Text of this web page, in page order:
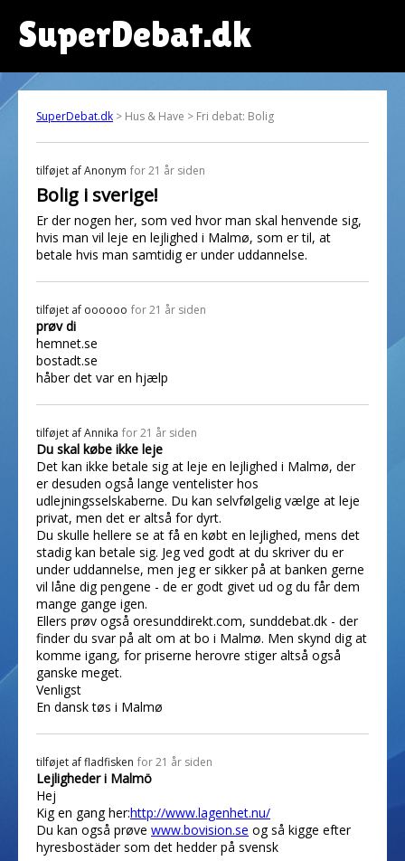
SuperDebat.dk
SuperDebat.dk > Hus & Have > Fri debat: Bolig
tilføjet afAnonym for 21 år siden
Bolig i sverige!
Er der nogen her, som ved hvor man skal henvende sig,
hvis man vil leje en lejlighed i Malmø, som er til, at
betale hvis man samtidig er under uddannelse.
tilføjet af oooooo for 21 år siden
prøv di
hemnet.se
bostadt.se
håber det var en hjælp
tilføjet afAnnika for 21 år siden
Du skal købe ikke leje
Det kan ikke betale sig at leje en lejlighed i Malmø, der
er desuden også lange ventelister hos
udlejningsselskaberne. Du kan selvfølgelig vælge at leje
privat, men det er altså for dyrt.
Du skulle hellere se at få en købt en lejlighed, mens det
stadig kan betale sig. Jeg ved godt at du skriver du er
under uddannelse, men jeg er sikker på at banken gerne
vil låne dig pengene - de er godt givet ud og du får dem
mange gange igen.
Ellers prøv også oresunddirekt.com, sunddebat.dk - der
finder du svar på alt om at bo i Malmø. Men skynd dig at
komme igang, for priserne herovre stiger altså også
ganske meget.
Venligst
En dansk tøs i Malmø
tilføjet affladfisken for 21 år siden
Lejligheder i Malmö
Hej
Kig en gang her:http://www.lagenhet.nu/
Du kan også prøve www.bovision.se og så kigge efter
hyresbostäder som det hedder på svensk